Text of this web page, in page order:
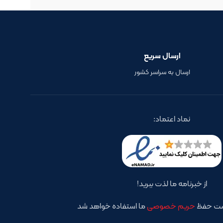
ارسال سریع
ارسال به سراسر کشور
نماد اعتماد:
از خبرنامه ما لذت ببرید!
حفظحریم خصوصیما استفاده خواهد شد